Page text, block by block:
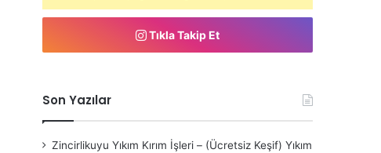
Tıkla Takip Et
Son Yazılar
Zincirlikuyu Yıkım Kırım İşleri – (Ücretsiz Keşif) Yıkım